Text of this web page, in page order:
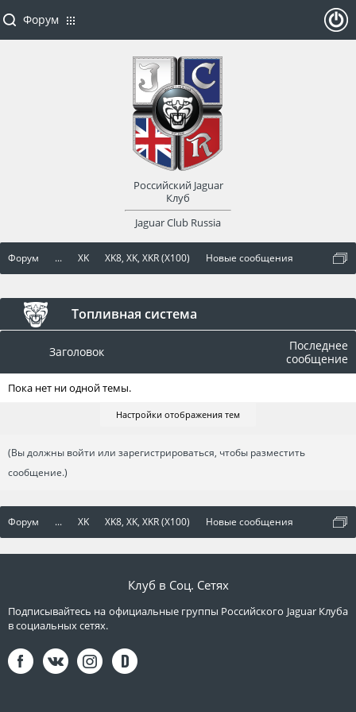
Форум ... XK XK8, XK, XKR (X100) Новые сообщения
Топливная система
Заголовок
Последнее
сообщение
Пока нет ни одной темы.
Настройки отображения тем
(Вы должны войти или зарегистрироваться, чтобы разместить
сообщение.)
Форум ... XK XK8, XK, XKR (X100) Новые сообщения
Форум
Российский Jaguar
Клуб
Jaguar Club Russia
оват
Клуб в Соц. Сетях
Подписывайтесь на официальные группы Российского Jaguar Клуба
в социальных сетях.